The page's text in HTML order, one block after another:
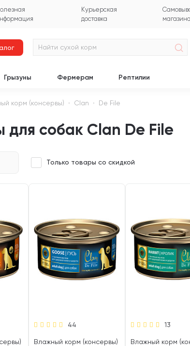
Курьерская
доставка
магазина
Грызуны Фермерам Рептилии
корм (консервы) Clan De File
для собак Clan De File
Только товары со скидкой
44
Влажный корм (консервы)
13
Влажный корм